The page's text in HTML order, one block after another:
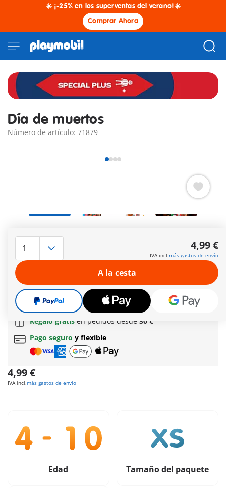
☀️ ¡-25% en los superventas del verano!☀️
Comprar Ahora
Día de muertos
Número de artículo: 71879
la que nuestros seres queridos son festejados en el cielo.
Deliciosas frutas, las típicas flores anaranjadas de
cempasúchil, una calavera bellamente decorada y una foto
están dispuestas en la colorida mesa festiva.
Más información
Envío gratis
a partir de 60 €
(Península y Baleares) |
a partir de150 €(Canarias, Ceuta y Melilla)
Regalo gratis en pedidos desde 30 €
Pago seguro y flexible
4,99 €
IVA incl.más gastos de envío
4,99 €
IVA incl.más gastos de envío
A la cesta
Edad Tamaño del paquete